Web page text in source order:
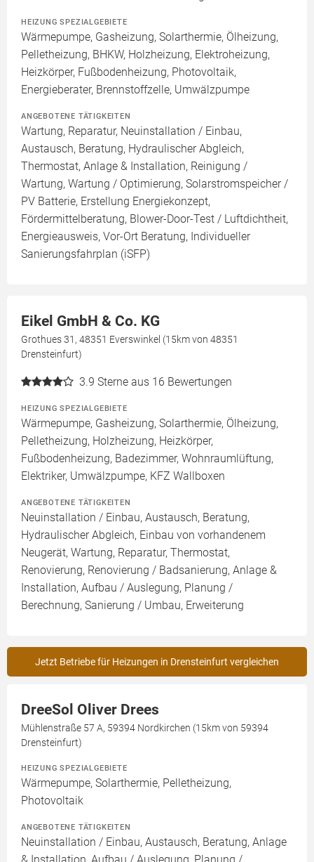
HEIZUNG SPEZIALGEBIETE
Wärmepumpe, Gasheizung, Solarthermie, Ölheizung,
Pelletheizung, BHKW, Holzheizung, Elektroheizung,
Heizkörper, Fußbodenheizung, Photovoltaik,
Energieberater, Brennstoffzelle, Umwälzpumpe
ANGEBOTENE TÄTIGKEITEN
Wartung, Reparatur, Neuinstallation / Einbau,
Austausch, Beratung, Hydraulischer Abgleich,
Thermostat, Anlage & Installation, Reinigung /
Wartung, Wartung / Optimierung, Solarstromspeicher /
PV Batterie, Erstellung Energiekonzept,
Fördermittelberatung, Blower-Door-Test / Luftdichtheit,
Energieausweis, Vor-Ort Beratung, Individueller
Sanierungsfahrplan (iSFP)
Eikel GmbH & Co. KG
Grothues 31, 48351 Everswinkel (15km von 48351
Drensteinfurt)
3.9 Sterne aus 16 Bewertungen
HEIZUNG SPEZIALGEBIETE
Wärmepumpe, Gasheizung, Solarthermie, Ölheizung,
Pelletheizung, Holzheizung, Heizkörper,
Fußbodenheizung, Badezimmer, Wohnraumlüftung,
Elektriker, Umwälzpumpe, KFZ Wallboxen
ANGEBOTENE TÄTIGKEITEN
Neuinstallation / Einbau, Austausch, Beratung,
Hydraulischer Abgleich, Einbau von vorhandenem
Neugerät, Wartung, Reparatur, Thermostat,
Renovierung, Renovierung / Badsanierung, Anlage &
Installation, Aufbau / Auslegung, Planung /
Berechnung, Sanierung / Umbau, Erweiterung
Jetzt Betriebe für Heizungen in Drensteinfurt vergleichen
DreeSol Oliver Drees
Mühlenstraße 57 A, 59394 Nordkirchen (15km von 59394
Drensteinfurt)
HEIZUNG SPEZIALGEBIETE
Wärmepumpe, Solarthermie, Pelletheizung,
Photovoltaik
ANGEBOTENE TÄTIGKEITEN
Neuinstallation / Einbau, Austausch, Beratung, Anlage
& Installation, Aufbau / Auslegung, Planung /